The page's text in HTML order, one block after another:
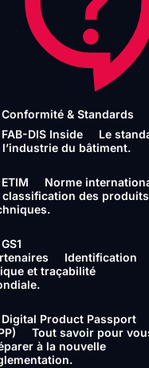
Conformité & Standards
FAB-DIS Inside
Le
l’industrie du bâtiment.
ETIM
Norme
classification des produits
GS1
Identification
et traçabilité
Digital Product Passport
Tout savoir pour
à la nouvelle